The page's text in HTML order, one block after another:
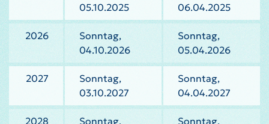
05.10.2025
06.04.2025
2026
Sonntag,
04.10.2026
Sonntag,
05.04.2026
2027
Sonntag,
03.10.2027
Sonntag,
04.04.2027
2028 Sonntag, Sonntag,